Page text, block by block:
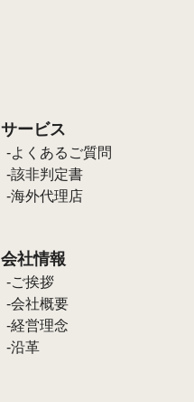
サービス
よくあるご質問
該非判定書
海外代理店
会社情報
ご挨拶
会社概要
経営理念
沿革